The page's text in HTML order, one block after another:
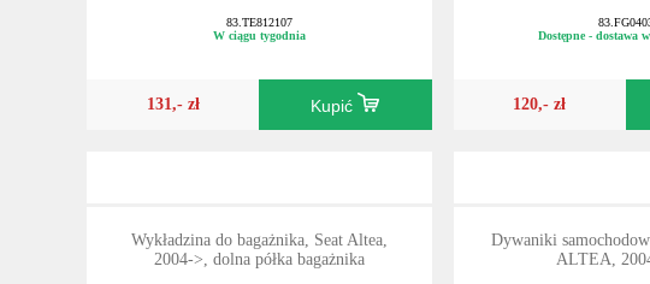
83.TE812107
W ciągu tygodnia
131,- zł Kupić
Dostępne - dostawa
120,- zł
Wykładzina do bagażnika, Seat Altea,
2004->, dolna półka bagażnika
Dywaniki
ALTEA,